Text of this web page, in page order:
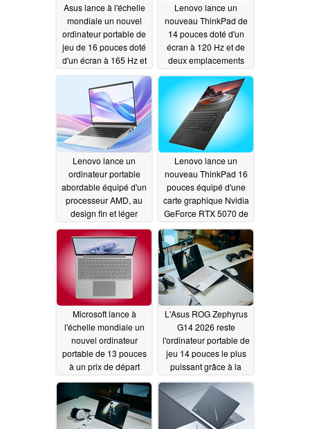
Asus lance à l'échelle
mondiale un nouvel
ordinateur portable de
jeu de 16 pouces doté
d'un écran à 165 Hz et
de 85 W06/26/2026
Lenovo lance un
nouveau ThinkPad de
14 pouces doté d'un
écran à 120 Hz et de
deux emplacements
06/26/2026
Lenovo lance un
ordinateur portable
abordable équipé d'un
processeur AMD, au
design fin et léger
06/26/2026
Lenovo lance un
nouveau ThinkPad 16
pouces équipé d'une
carte graphique Nvidia
GeForce RTX 5070 de
mémoire vive
LPCAMM206/25/2026
Microsoft lance à
l'échelle mondiale un
nouvel ordinateur
portable de 13 pouces
à un prix de départ
06/24/2026
L'Asus ROG Zephyrus
G14 2026 reste
l'ordinateur portable de
jeu 14 pouces le plus
puissant grâce à la
06/21/2026